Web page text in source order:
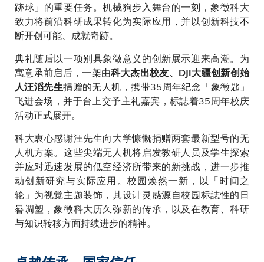
跡球」的重要任务。机械狗步入舞台的一刻，象徵科大
致力将前沿科研成果转化为实际应用，并以创新科技不
断开创可能、成就奇跡。
典礼随后以一项别具象徵意义的创新展示迎来高潮。为
寓意承前启后，一架由科大杰出校友、DJI大疆创新创始
人汪滔先生捐赠的无人机，携带35周年纪念「象徵匙」
飞进会场，并于台上交予主礼嘉宾，标誌着35周年校庆
活动正式展开。
科大衷心感谢汪先生向大学慷慨捐赠两套最新型号的无
人机方案。这些尖端无人机将启发教研人员及学生探索
并应对迅速发展的低空经济所带来的新挑战，进一步推
动创新研究与实际应用。校园焕然一新，以「时间之
轮」为视觉主题装饰，其设计灵感源自校园标誌性的日
晷凋塑，象徵科大历久弥新的传承，以及在教育、科研
与知识转移方面持续进步的精神。